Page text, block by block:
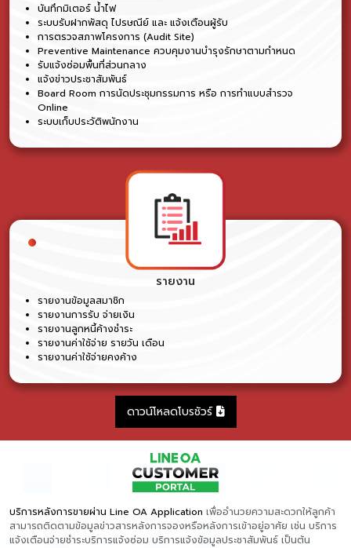
บันทึกมิเตอร์ น้ำไฟ
ระบบรับฝากพัสดุ ไปรษณีย์ และ แจ้งเตือนผู้รับ
การตรวจสภาพโครงการ (Audit Site)
Preventive Maintenance ควบคุมงานบำรุงรักษาตามกำหนด
รับแจ้งซ่อมพื้นที่ส่วนกลาง
แจ้งข่าวประชาสัมพันธ์
Board Room การนัดประชุมกรรมการ หรือ การทำแบบสำรวจ
Online
ระบบเก็บประวัติพนักงาน
รายงาน
รายงานข้อมูลสมาชิก
รายงานการรับ จ่ายเงิน
รายงานลูกหนี้ค้างชำระ
รายงานค่าใช้จ่าย รายวัน เดือน
รายงานค่าใช้จ่ายคงค้าง
ดาวน์โหลดโบรชัวร์
บริการหลังการขายผ่าน Line OA Application เพื่ออำนวยความสะดวกให้ลูกค้า
สามารถติดตามข้อมูลข่าวสารหลังการจองหรือหลังการเข้าอยู่อาศัย เช่น บริการ
แจ้งเตือนจ่ายชำระบริการแจ้งซ่อม บริการแจ้งข้อมูลประชาสัมพันธ์ เป็นต้น